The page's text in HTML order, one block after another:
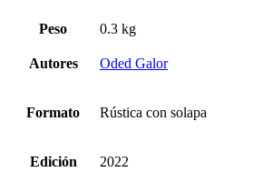
Peso 0.3 kg
Autores Oded Galor
Formato Rústica con solapa
Edición 2022